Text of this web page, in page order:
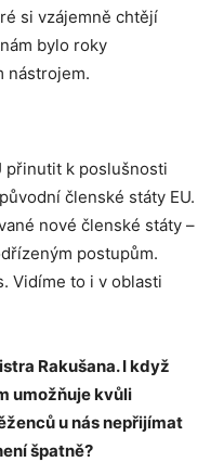
si vzájemně chtějí
bylo roky
nástrojem.
přinutit k poslušnosti
členské státy EU.
nové členské státy –
postupům.
Vidíme to i v oblasti
Rakušana. I když
umožňuje kvůli
u nás nepřijímat
špatně?